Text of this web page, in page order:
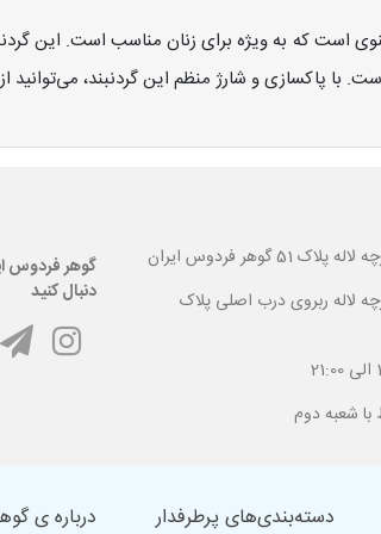
است که به ویژه برای زنان مناسب است. این
با پاکسازی و شارژ منظم این گردنبند،
فردوس ایران
لاله ربروی درب اصلی پلاک
گوهر فردوس
دنبال کنید
دسته‌بندی‌های پرطرفدار درباره ی